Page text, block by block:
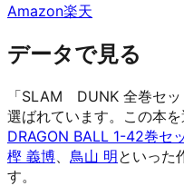
Amazon楽天
データで見る
「SLAM DUNK 全巻セ
選ばれています。 この本
DRAGON BALL 1-42巻セ
樫 義博
鳥山 明といった
す。